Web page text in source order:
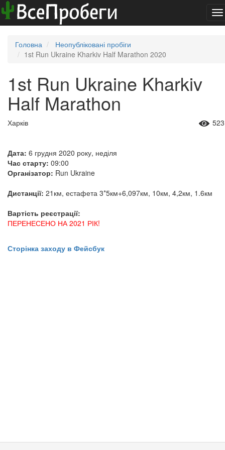
Головна
Неопубліковані пробіги
1st Run Ukraine Kharkiv Half Marathon 2020
1st Run Ukraine Kharkiv
Half Marathon
Харків
Дата: 6 грудня 2020 року, неділя
Час старту: 09:00
Організатор: Run Ukraine
Дистанції: 21км, естафета 3*5км+6,097км, 10км, 4,2км, 1.6км
Вартість реєстрації:
ПЕРЕНЕСЕНО НА 2021 РІК!
Сторінка заходу в Фейсбук